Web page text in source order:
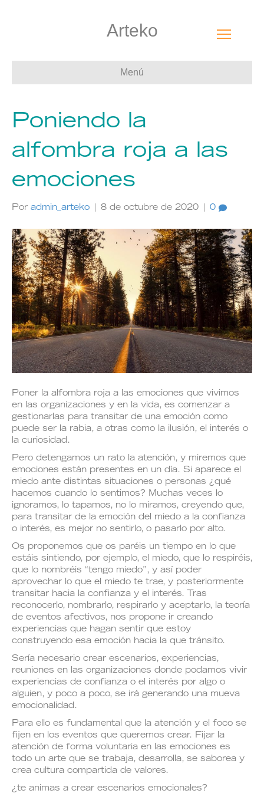
Arteko
Menú
Poniendo la
alfombra roja a las
emociones
Por admin_arteko 8 de octubre de 2020 0
Poner la alfombra roja a las emociones que vivimos
en las organizaciones y en la vida, es comenzar a
gestionarlas para transitar de una emoción como
puede ser la rabia, a otras como la ilusión, el interés o
la curiosidad.
Pero detengamos un rato la atención, y miremos que
emociones están presentes en un día. Si aparece el
miedo ante distintas situaciones o personas ¿qué
hacemos cuando lo sentimos? Muchas veces lo
ignoramos, lo tapamos, no lo miramos, creyendo que,
para transitar de la emoción del miedo a la confianza
o interés, es mejor no sentirlo, o pasarlo por alto.
Os proponemos que os paréis un tiempo en lo que
estáis sintiendo, por ejemplo, el miedo, que lo respiréis,
que lo nombréis “tengo miedo”, y así poder
aprovechar lo que el miedo te trae, y posteriormente
transitar hacia la confianza y el interés. Tras
reconocerlo, nombrarlo, respirarlo y aceptarlo, la teoría
de eventos afectivos, nos propone ir creando
experiencias que hagan sentir que estoy
construyendo esa emoción hacia la que tránsito.
Sería necesario crear escenarios, experiencias,
reuniones en las organizaciones donde podamos vivir
experiencias de confianza o el interés por algo o
alguien, y poco a poco, se irá generando una mueva
emocionalidad.
Para ello es fundamental que la atención y el foco se
fijen en los eventos que queremos crear. Fijar la
atención de forma voluntaria en las emociones es
todo un arte que se trabaja, desarrolla, se saborea y
crea cultura compartida de valores.
¿te animas a crear escenarios emocionales?